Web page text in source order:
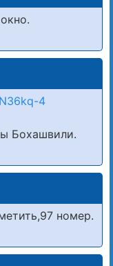
4
Бохашвили.
номер.